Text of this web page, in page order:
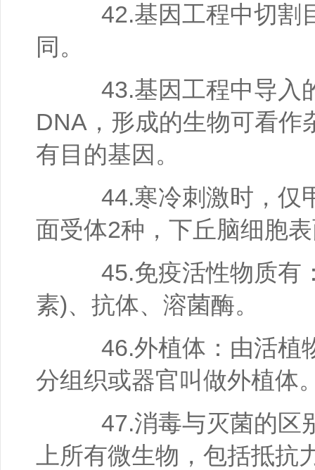
42.基因工程中切割
同。
43.基因工程中导入
DNA，形成的生物可看作
有目的基因。
44.寒冷刺激时，仅
面受体2种，下丘脑细胞
45.免疫活性物质有
素)、抗体、溶菌酶。
46.外植体：由活植
分组织或器官叫做外植体
47.消毒与灭菌的区
上所有微生物，包括抵